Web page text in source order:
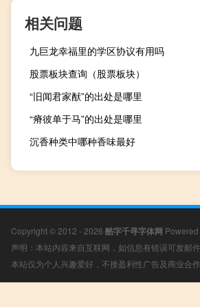
相关问题
九巨龙幸福里的学区协议有用吗
股票板块查询（股票板块）
“旧闻君家猷”的出处是哪里
“瘠彼单于马”的出处是哪里
沉香种类中哪种香味最好
Copyright © 2012 - 2026 酷字千寻字体网
声明：本站内容来自互联网，如信息有错误可发邮
本站仅为个人兴趣爱好，不接盈利性广告及商业合作